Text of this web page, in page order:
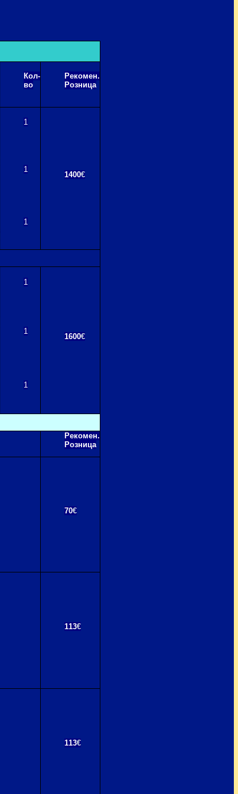
Кол-
во
Рекомен.
Розница
1
1400€
1
1
1
1600€
1
1
Рекомен.
Розница
70€
113€
113€